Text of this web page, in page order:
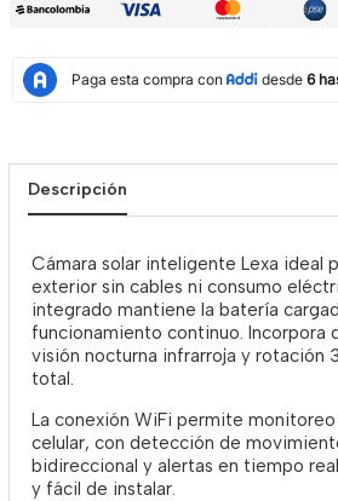
Descripción
Cámara solar inteligente Lexa ideal
exterior sin cables ni consumo
integrado mantiene la batería
funcionamiento continuo. Incorpora
visión nocturna infrarroja y rotación
total.
La conexión WiFi permite
celular, con detección de
bidireccional y alertas en tiempo
y fácil de instalar.